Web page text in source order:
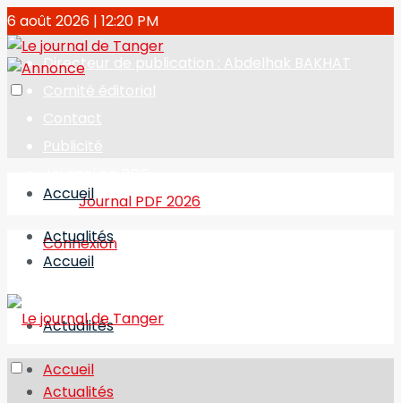
6 août 2026 | 12:20 PM
Directeur de publication : Abdelhak BAKHAT
Journal PDF 2026
Connexion
Accueil
Actualités
Accueil
Actualités
Accueil
Actualités